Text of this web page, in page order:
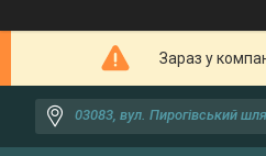
Зараз у
03083, вул. Пирогівський